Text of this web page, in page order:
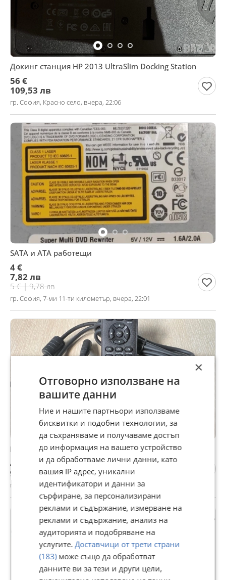
Докинг станция HP 2013 UltraSlim Docking Station
56 €
109,53 лв
гр. София, Красно село, вчера, 22:06
SATA и ATA работещи
4 €
7,82 лв
5 € | 9,78 лв
гр. София, 7-ми 11-ти километър, вчера, 22:01
Продавам Creative Labs S81095
49,99 €
97,77 лв
гр. София, Симеоново, вчера, 21:19
×
Отговорно използване на
вашите данни
Ние и нашите партньори използваме
бисквитки и подобни технологии, за
да съхраняваме и получаваме достъп
до информация на вашето устройство
и да обработваме лични данни, като
вашия IP адрес, уникални
идентификатори и данни за
сърфиране, за персонализирани
реклами и съдържание, измерване на
реклами и съдържание, анализ на
аудиторията и подобряване на
услугите.Доставчици от трети страни
(183)може също да обработват
данните ви за тези и други цели,